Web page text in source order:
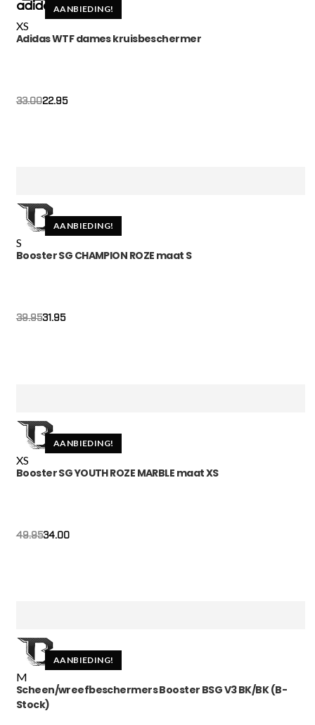
AANBIEDING!
XS
Adidas WTF dames kruisbeschermer
33.0022.95
AANBIEDING!
S
Booster SG CHAMPION ROZE maat S
39.95
Oorspronkelijke
prijs
31.95
Huidige
prijs
AANBIEDING!
XS
Booster SG YOUTH ROZE MARBLE maat XS
49.9534.00
AANBIEDING!
M
Scheen/wreefbeschermers Booster BSG V3 BK/BK (B-
Stock)